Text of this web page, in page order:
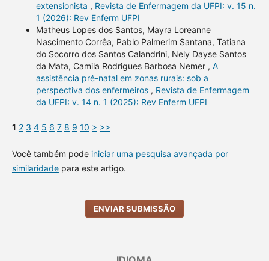
extensionista , Revista de Enfermagem da UFPI: v. 15 n.
1 (2026): Rev Enferm UFPI
Matheus Lopes dos Santos, Mayra Loreanne
Nascimento Corrêa, Pablo Palmerim Santana, Tatiana
do Socorro dos Santos Calandrini, Nely Dayse Santos
da Mata, Camila Rodrigues Barbosa Nemer , A
assistência pré-natal em zonas rurais: sob a
perspectiva dos enfermeiros , Revista de Enfermagem
da UFPI: v. 14 n. 1 (2025): Rev Enferm UFPI
1 2 3 4 5 6 7 8 9 10 > >>
Você também pode iniciar uma pesquisa avançada por
similaridadepara este artigo.
ENVIAR SUBMISSÃO